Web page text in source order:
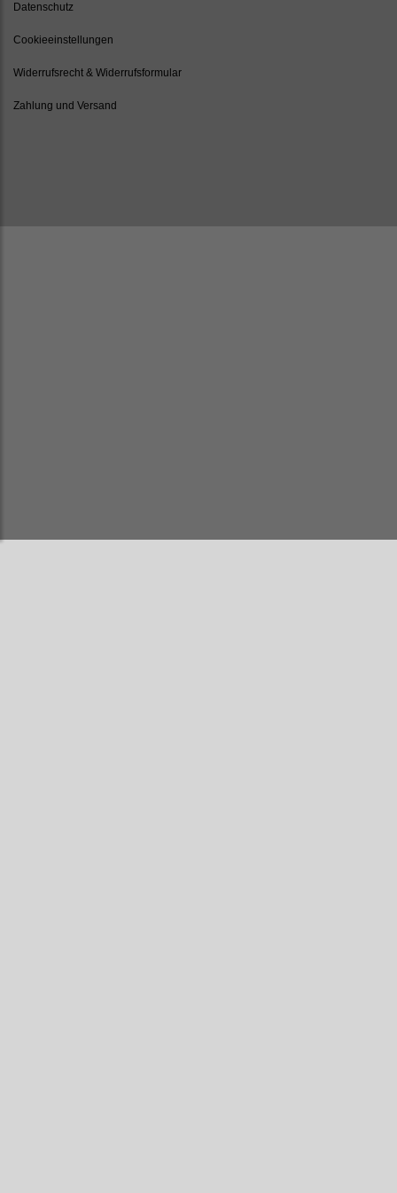
Datenschutz
Cookieeinstellungen
Widerrufsrecht & Widerrufsformular
Zahlung und Versand